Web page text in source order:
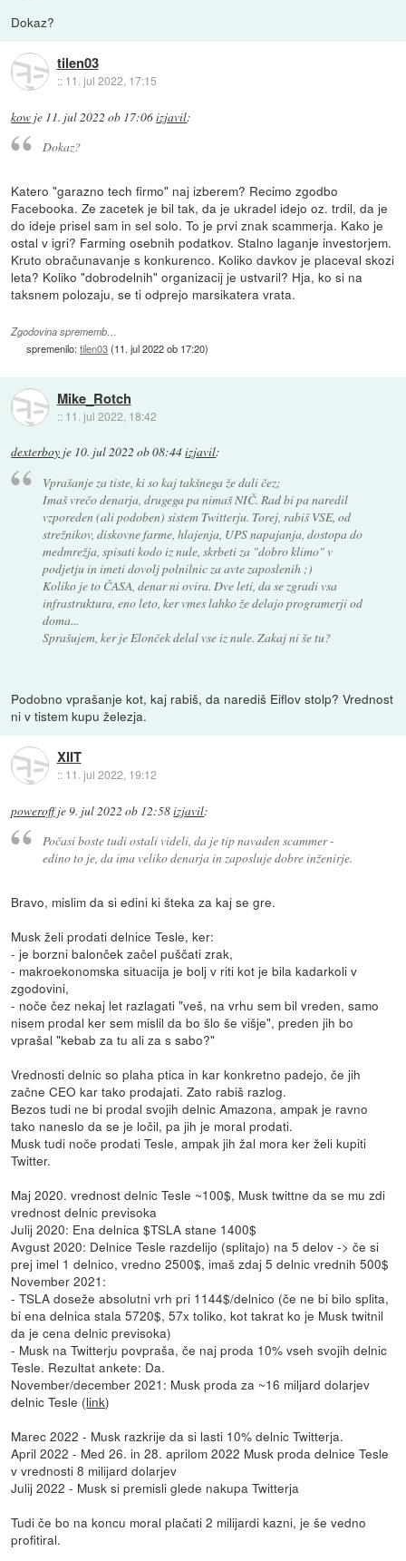
Dokaz?
tilen03
:: 11. jul 2022, 17:15
kow je 11. jul 2022 ob 17:06izjavil:
Dokaz?
Katero "garazno tech firmo" naj izberem? Recimo zgodbo
Facebooka. Ze zacetek je bil tak, da je ukradel idejo oz. trdil, da je
do ideje prisel sam in sel solo. To je prvi znak scammerja. Kako je
ostal v igri? Farming osebnih podatkov. Stalno laganje investorjem.
Kruto obračunavanje s konkurenco. Koliko davkov je placeval skozi
leta? Koliko "dobrodelnih" organizacij je ustvaril? Hja, ko si na
taksnem polozaju, se ti odprejo marsikatera vrata.
Zgodovina sprememb…
spremenilo:tilen03(11. jul 2022 ob 17:20)
Mike_Rotch
:: 11. jul 2022, 18:42
dexterboy je 10. jul 2022 ob 08:44izjavil:
Vprašanje za tiste, ki so kaj takšnega že dali čez;
Imaš vrečo denarja, drugega pa nimaš NIČ. Rad bi pa naredil
vzporeden (ali podoben) sistem Twitterju. Torej, rabiš VSE, od
strežnikov, diskovne farme, hlajenja, UPS napajanja, dostopa do
medmrežja, spisati kodo iz nule, skrbeti za "dobro klimo" v
podjetju in imeti dovolj polnilnic za avte zaposlenih ;)
Koliko je to ČASA, denar ni ovira. Dve leti, da se zgradi vsa
infrastruktura, eno leto, ker vmes lahko že delajo programerji od
doma...
Sprašujem, ker je Elonček delal vse iz nule. Zakaj ni še tu?
Podobno vprašanje kot, kaj rabiš, da narediš Eiflov stolp? Vrednost
ni v tistem kupu železja.
XIIT
:: 11. jul 2022, 19:12
poweroffje9. jul 2022 ob 12:58izjavil:
Počasi boste tudi ostali videli, da je tip navaden scammer -
edino to je, da ima veliko denarja in zaposluje dobre inženirje.
Bravo, mislim da si edini ki šteka za kaj se gre.
Musk želi prodati delnice Tesle, ker:
- je borzni balonček začel puščati zrak,
- makroekonomska situacija je bolj v riti kot je bila kadarkoli v
zgodovini,
- noče čez nekaj let razlagati "veš, na vrhu sem bil vreden, samo
nisem prodal ker sem mislil da bo šlo še višje", preden jih bo
vprašal "kebab za tu ali za s sabo?"
Vrednosti delnic so plaha ptica in kar konkretno padejo, če jih
začne CEO kar tako prodajati. Zato rabiš razlog.
Bezos tudi ne bi prodal svojih delnic Amazona, ampak je ravno
tako naneslo da se je ločil, pa jih je moral prodati.
Musk tudi noče prodati Tesle, ampak jih žal mora ker želi kupiti
Twitter.
Maj 2020. vrednost delnic Tesle ~100$, Musk twittne da se mu zdi
vrednost delnic previsoka
Julij 2020: Ena delnica $TSLA stane 1400$
Avgust 2020: Delnice Tesle razdelijo (splitajo) na 5 delov -> če si
prej imel 1 delnico, vredno 2500$, imaš zdaj 5 delnic vrednih 500$
November 2021:
- TSLA doseže absolutni vrh pri 1144$/delnico (če ne bi bilo splita,
bi ena delnica stala 5720$, 57x toliko, kot takrat ko je Musk twitnil
da je cena delnic previsoka)
- Musk na Twitterju povpraša, če naj proda 10% vseh svojih delnic
Tesle. Rezultat ankete: Da.
November/december 2021: Musk proda za ~16 miljard dolarjev
delnic Tesle (link)
Marec 2022 - Musk razkrije da si lasti 10% delnic Twitterja.
April 2022 - Med 26. in 28. aprilom 2022 Musk proda delnice Tesle
v vrednosti 8 milijard dolarjev
Julij 2022 - Musk si premisli glede nakupa Twitterja
Tudi če bo na koncu moral plačati 2 milijardi kazni, je še vedno
profitiral.